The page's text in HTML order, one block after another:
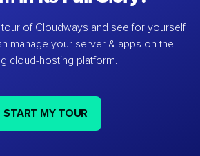
tour of Cloudways and see for yourself
manage your server & apps on the
cloud-hosting platform.
START MY TOUR